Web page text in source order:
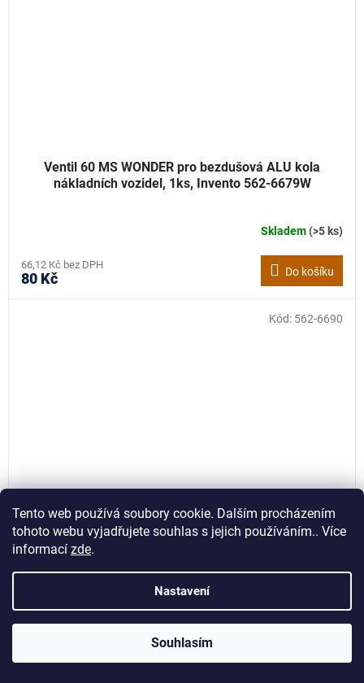
Tento web používá soubory cookie. Dalším procházením
tohoto webu vyjadřujete souhlas s jejich používáním.. Více
informací zde.
Nastavení
Souhlasím
Ventil 60 MS WONDER pro bezdušová ALU kola
nákladních vozidel, 1ks, Invento 562-6679W
Skladem(>5 ks)
66,12 Kč bez DPH
80 Kč Do košíku
Ventil 70 MS–27° pro bezdušová ALU kola nákladních
vozidel, 1ks, Invento 562-6690
25,62 Kč bez DPH
Kód: 562-6690